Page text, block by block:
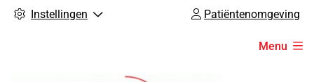
Instellingen Patiëntenomgeving
Menu